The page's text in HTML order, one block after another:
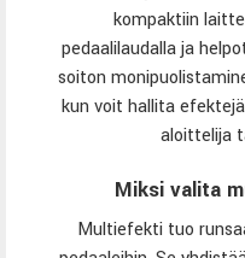
kompaktiin
pedaalilaudalla ja
soiton
kun voit hallita
aloittelija
Miksi valita
Multiefekti tuo